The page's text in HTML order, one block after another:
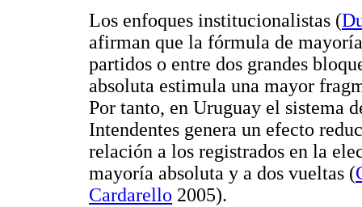
Los enfoques institucionalistas (
afirman que la fórmula de
partidos o entre dos grandes
absoluta estimula una mayor
Por tanto, en Uruguay el sistema
Intendentes genera un efecto
relación a los registrados en la
mayoría absoluta y a dos vueltas (
Cardarello 2005).